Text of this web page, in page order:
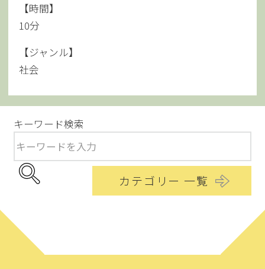
【時間】
10分
【ジャンル】
社会
キーワード検索
カテゴリー 一覧